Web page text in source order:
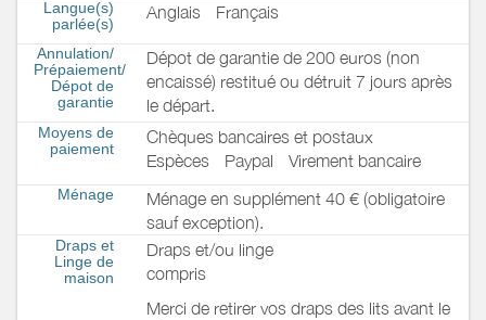
Langue(s)
parlée(s)
Anglais Français
Annulation/
Prépaiement/
Dépot de
garantie
Dépot de garantie de 200 euros (non
encaissé) restitué ou détruit 7 jours après
le départ.
Moyens de
paiement
Chèques bancaires et postaux
Espèces
Paypal Virement bancaire
Ménage
Ménage en supplément 40 € (obligatoire
sauf exception).
Draps et
Linge de
maison
Draps et/ou linge
compris
Merci de retirer vos draps des lits avant le